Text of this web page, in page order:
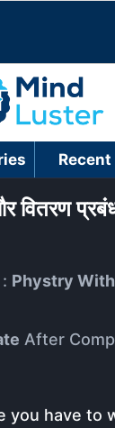
Recent
वितरण
Phystry
After
you have to